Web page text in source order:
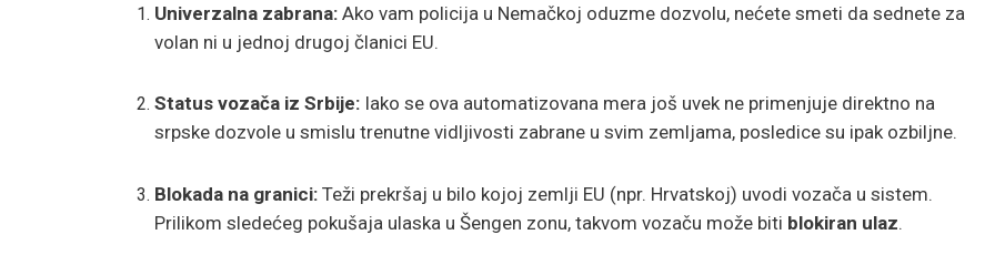
Univerzalna zabrana: Ako vam policija u Nemačkoj oduzme dozvolu, nećete smeti da sednete za
volan ni u jednoj drugoj članici EU.
Status vozača iz Srbije: Iako se ova automatizovana mera još uvek ne primenjuje direktno na
srpske dozvole u smislu trenutne vidljivosti zabrane u svim zemljama, posledice su ipak ozbiljne.
Blokada na granici: Teži prekršaj u bilo kojoj zemlji EU (npr. Hrvatskoj) uvodi vozača u sistem.
Prilikom sledećeg pokušaja ulaska u Šengen zonu, takvom vozaču može biti blokiran ulaz.